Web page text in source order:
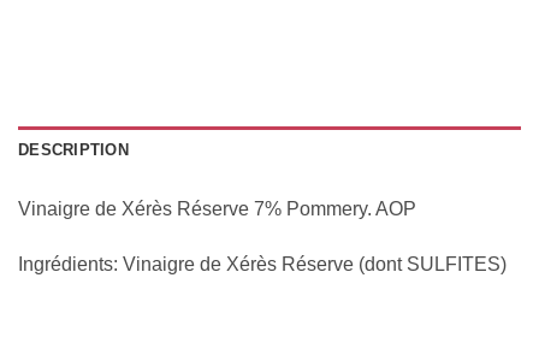
DESCRIPTION
Vinaigre de Xérès Réserve 7% Pommery. AOP
Ingrédients: Vinaigre de Xérès Réserve (dont SULFITES)